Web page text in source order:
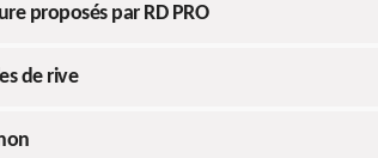
proposés par RD PRO
de rive